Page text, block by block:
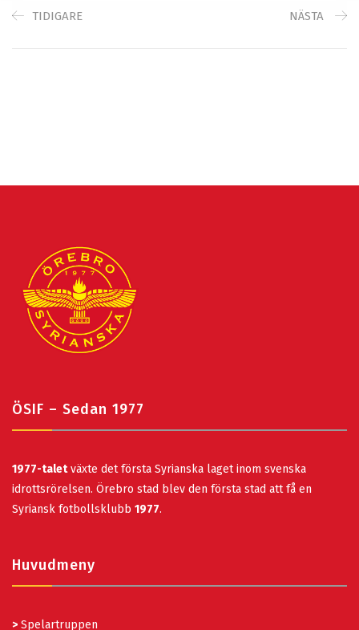
TIDIGARE NÄSTA
ÖSIF – Sedan 1977
1977-taletväxte det första Syrianska laget inom svenska
idrottsrörelsen. Örebro stad blev den första stad att få en
Syriansk fotbollsklubb 1977.
Huvudmeny
> Spelartruppen